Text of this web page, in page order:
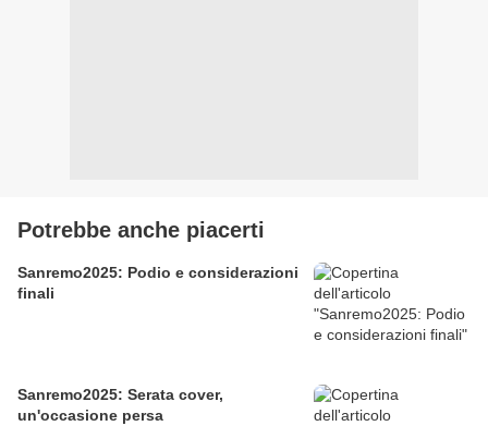
Potrebbe anche piacerti
Sanremo2025: Podio e considerazioni
finali
Sanremo2025: Serata cover,
un'occasione persa